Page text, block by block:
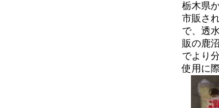
栃木県
市販さ
で、透
販の鹿
でより
使用に